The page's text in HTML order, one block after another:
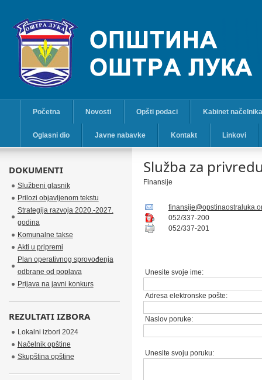
Početna Novosti Opšti podaci Kabinet načelnika
Oglasni dio Javne nabavke Kontakt Linkovi
Služba za
Finansije
052/337-200
052/337-201
Unesite svoje ime:
Adresa elektronske pošte:
Naslov poruke:
Unesite svoju poruku:
DOKUMENTI
Službeni glasnik
Prilozi objavljenom tekstu
Strategija razvoja 2020.-2027.
godina
Komunalne takse
Akti u pripremi
Plan operativnog sprovođenja
odbrane od poplava
Prijava na javni konkurs
REZULTATI IZBORA
Lokalni izbori 2024
Načelnik opštine
Skupština opštine